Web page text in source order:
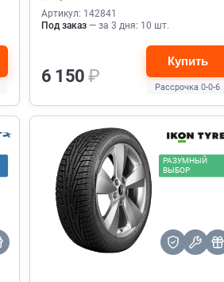
Артикул: 142841
Под заказ — за 3 дня: 10 шт.
6 150₽
Купить
Рассрочка 0-0-6
РАЗУМНЫЙ
ВЫБОР